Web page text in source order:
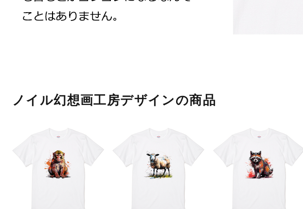
ノイル幻想画工房デザインの商品